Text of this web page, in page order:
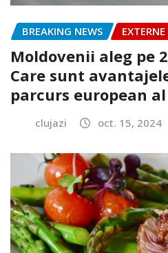
BREAKING NEWS EXTERNE
Moldovenii aleg pe
Care sunt
parcurs european
clujazi oct. 15, 2024